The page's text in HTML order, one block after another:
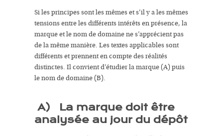
Si les principes sont les mêmes et s’il y a les mêmes
tensions entre les différents intérêts en présence, la
marque et le nom de domaine ne s’apprécient pas
de la même manière. Les textes applicables sont
différents et prennent en compte des réalités
distinctes. Il convient d’étudier la marque (A) puis
le nom de domaine (B).
A) La marque doit être
analysée au jour du dépôt